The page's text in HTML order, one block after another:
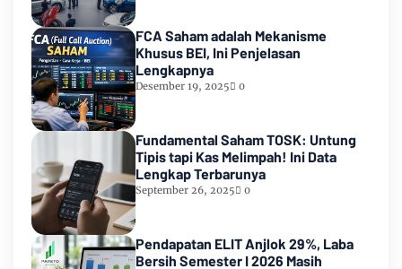
FCA Saham adalah Mekanisme
Khusus BEI, Ini Penjelasan
Lengkapnya
Desember 19, 2025 0
Fundamental Saham TOSK: Untung
Tipis tapi Kas Melimpah! Ini Data
Lengkap Terbarunya
September 26, 2025 0
Pendapatan ELIT Anjlok 29%, Laba
Bersih Semester I 2026 Masih